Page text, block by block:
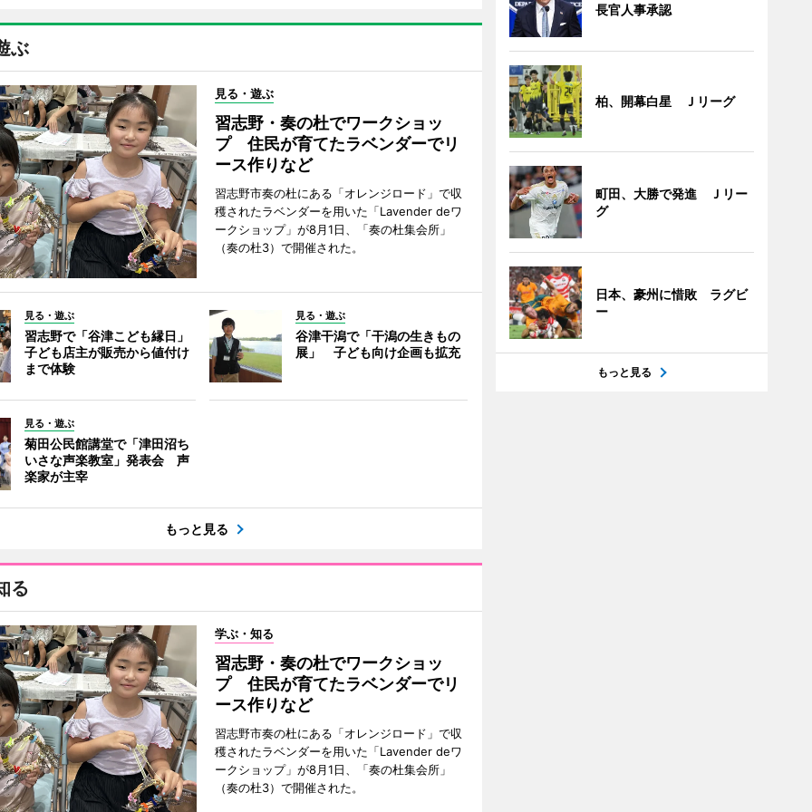
ぶ
見る・遊ぶ
習志野・奏の杜でワークショッ
プ 住民が育てたラベンダーでリ
ース作りなど
習志野市奏の杜にある「オレンジロード」で収
穫されたラベンダーを用いた「Lavender deワ
ークショップ」が8月1日、「奏の杜集会所」
（奏の杜3）で開催された。
見る・遊ぶ
習志野で「谷津こども縁日」
子ども店主が販売から値付け
まで体験
見る・遊ぶ
谷津干潟で「干潟の生きもの
展」 子ども向け企画も拡充
見る・遊ぶ
菊田公民館講堂で「津田沼ち
いさな声楽教室」発表会 声
楽家が主宰
もっと見る
る
学ぶ・知る
習志野・奏の杜でワークショッ
プ 住民が育てたラベンダーでリ
ース作りなど
習志野市奏の杜にある「オレンジロード」で収
穫されたラベンダーを用いた「Lavender deワ
ークショップ」が8月1日、「奏の杜集会所」
（奏の杜3）で開催された。
長官人事承認
柏、開幕白星 Ｊリーグ
町田、大勝で発進 Ｊリー
グ
日本、豪州に惜敗 ラグビ
ー
もっと見る